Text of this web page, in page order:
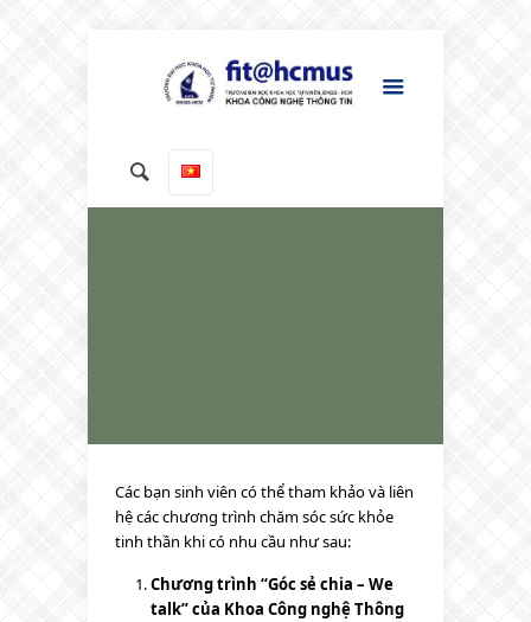
Các bạn sinh viên có thể tham khảo và liên
hệ các chương trình chăm sóc sức khỏe
tinh thần khi có nhu cầu như sau:
Chương trình “Góc sẻ chia – We
talk” của Khoa Công nghệ Thông